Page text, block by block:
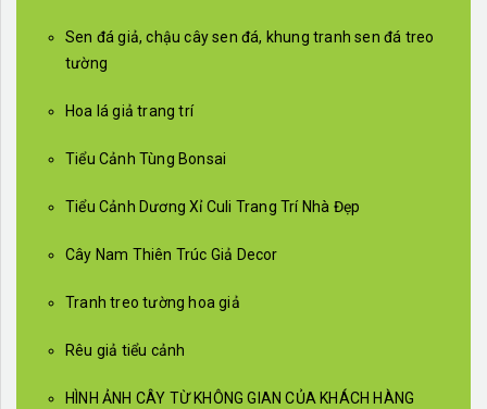
Sen đá giả, chậu cây sen đá, khung tranh sen đá treo
tường
Hoa lá giả trang trí
Tiểu Cảnh Tùng Bonsai
Tiểu Cảnh Dương Xỉ Culi Trang Trí Nhà Đẹp
Cây Nam Thiên Trúc Giả Decor
Tranh treo tường hoa giả
Rêu giả tiểu cảnh
HÌNH ẢNH CÂY TỪ KHÔNG GIAN CỦA KHÁCH HÀNG